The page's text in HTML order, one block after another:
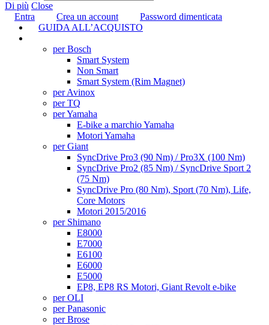
Di più Close
Entra
Crea un account
Password dimenticata
GUIDA ALL’ACQUISTO
per Bosch
Smart System
Non Smart
Smart System (Rim Magnet)
per Avinox
per TQ
per Yamaha
E-bike a marchio Yamaha
Motori Yamaha
per Giant
SyncDrive Pro3 (90 Nm) / Pro3X (100 Nm)
SyncDrive Pro2 (85 Nm) / SyncDrive Sport 2
(75 Nm)
SyncDrive Pro (80 Nm), Sport (70 Nm), Life,
Core Motors
Motori 2015/2016
per Shimano
E8000
E7000
E6100
E6000
E5000
EP8, EP8 RS Motori, Giant Revolt e-bike
per OLI
per Panasonic
per Brose